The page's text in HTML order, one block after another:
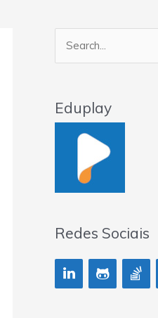
Eduplay
Redes Sociais